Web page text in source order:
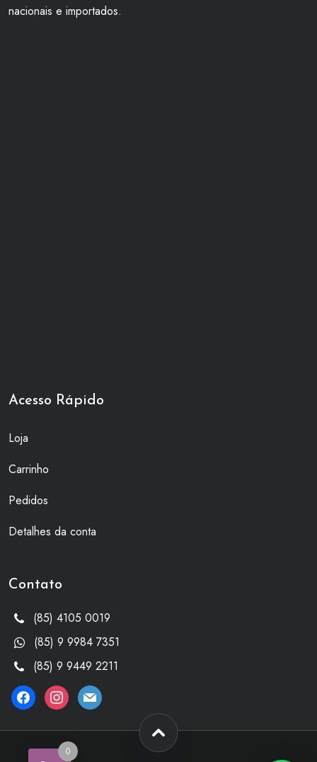
nacionais e importados.
Acesso Rápido
Loja
Carrinho
Pedidos
Detalhes da conta
Contato
(85) 4105 0019
(85) 9 9984 7351
(85) 9 9449 2211
facebookinstagram
mail
0